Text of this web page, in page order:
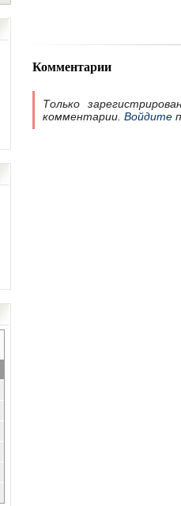
Комментарии
Только
комментарии. Войдите